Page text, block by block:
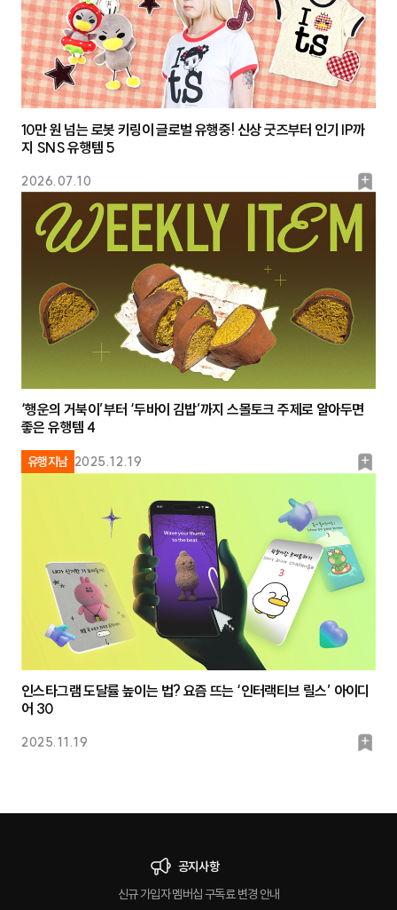
2026.07.10
북
마
10만 원 넘는 로봇 키링이 글로벌 유행중! 신상 굿즈부터 인기 IP까
지 SNS 유행템 5
유행지남 2025.12.19
북
‘행운의 거북이’부터 ‘두바이 김밥’까지 스몰토크 주제로 알아두면
좋은 유행템 4
2025.11.19
북
인스타그램 도달률 높이는 법? 요즘 뜨는 ‘인터랙티브 릴스’ 아이디
어 30
공지사항
신규 가입자 멤버십 구독료 변경 안내